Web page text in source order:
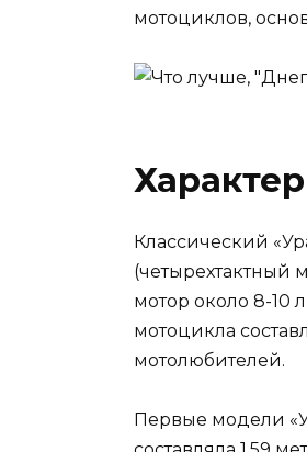
мотоциклов,
Классический
(четырехтактный
мотор около 8-10
мотоцикла
мотолюбителей.
Первые модели